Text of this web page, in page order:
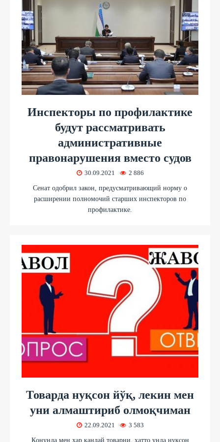
Инспекторы по профилактике
будут рассматривать
административные
правонарушения вместо судов
30.09.2021 2 886
Сенат одобрил закон, предусматривающий норму о
расширении полномочий старших инспекторов по
профилактике.
Товарда нуқсон йўқ, лекин мен
уни алмаштириб олмоқчиман
22.09.2021 3 583
Қонунда мен ҳар қандай товарни, ҳатто унда нуқсон